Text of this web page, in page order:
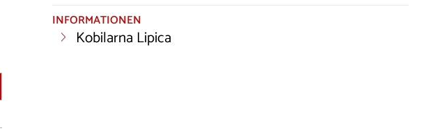
INFORMATIONEN
Kobilarna Lipica